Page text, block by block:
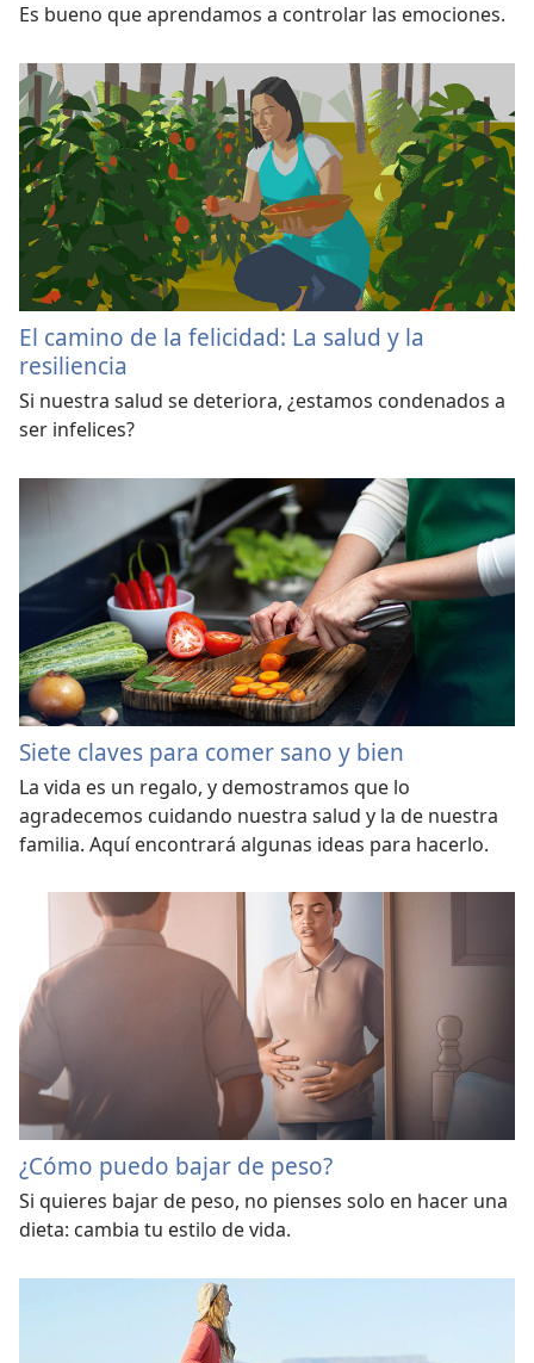
Es bueno que aprendamos a controlar las emociones.
El camino de la felicidad: La salud y la
resiliencia
Si nuestra salud se deteriora, ¿estamos condenados a
ser infelices?
Siete claves para comer sano y bien
La vida es un regalo, y demostramos que lo
agradecemos cuidando nuestra salud y la de nuestra
familia. Aquí encontrará algunas ideas para hacerlo.
¿Cómo puedo bajar de peso?
Si quieres bajar de peso, no pienses solo en hacer una
dieta: cambia tu estilo de vida.